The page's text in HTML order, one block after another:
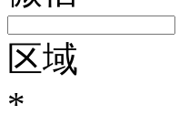
区域
*